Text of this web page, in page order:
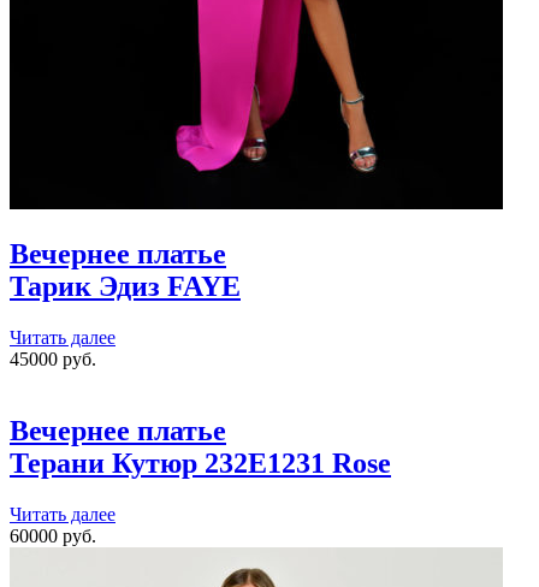
Вечернее платье
Тарик Эдиз FAYE
Читать далее
45000 руб.
Вечернее платье
Терани Кутюр 232E1231 Rose
Читать далее
60000 руб.